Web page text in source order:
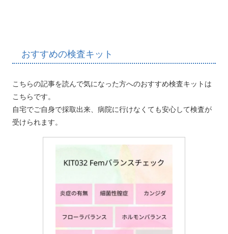
おすすめの検査キット
こちらの記事を読んで気になった方へのおすすめ検査キットは
こちらです。
自宅でご自身で採取出来、病院に行けなくても安心して検査が
受けられます。